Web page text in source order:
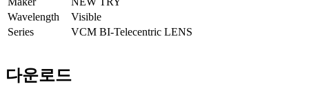
Wavelength
Visible
Series
VCM BI-Telecentric LENS
다운로드